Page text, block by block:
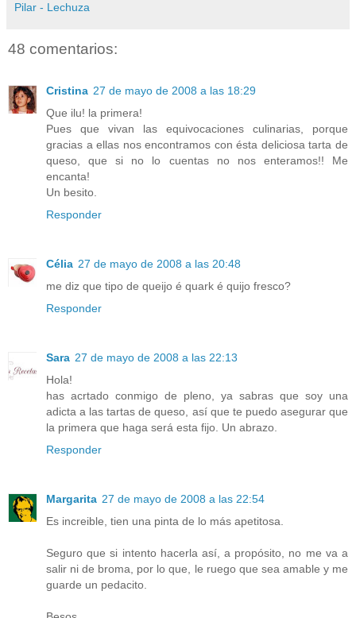
Pilar - Lechuza
48 comentarios:
Cristina 27 de mayo de 2008 a las 18:29
Que ilu! la primera!
Pues que vivan las equivocaciones culinarias, porque
gracias a ellas nos encontramos con ésta deliciosa tarta de
queso, que si no lo cuentas no nos enteramos!! Me
encanta!
Un besito.
Responder
Célia 27 de mayo de 2008 a las 20:48
me diz que tipo de queijo é quark é quijo fresco?
Responder
Sara 27 de mayo de 2008 a las 22:13
Hola!
has acrtado conmigo de pleno, ya sabras que soy una
adicta a las tartas de queso, así que te puedo asegurar que
la primera que haga será esta fijo. Un abrazo.
Responder
Margarita 27 de mayo de 2008 a las 22:54
Es increible, tien una pinta de lo más apetitosa.
Seguro que si intento hacerla así, a propósito, no me va a
salir ni de broma, por lo que, le ruego que sea amable y me
guarde un pedacito.